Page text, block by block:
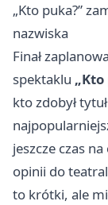
„Kto puka?”
nazwiska
Finał
spektaklu „Kto
kto zdobył
jeszcze czas
opinii do
to krótki, ale